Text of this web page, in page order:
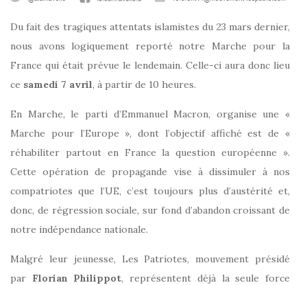
Du fait des tragiques attentats islamistes du 23 mars dernier,
nous avons logiquement reporté notre Marche pour la
France qui était prévue le lendemain. Celle-ci aura donc lieu
ce samedi 7 avril, à partir de 10 heures.
En Marche, le parti d’Emmanuel Macron, organise une «
Marche pour l’Europe », dont l’objectif affiché est de «
réhabiliter partout en France la question européenne ».
Cette opération de propagande vise à dissimuler à nos
compatriotes que l’UE, c’est toujours plus d’austérité et,
donc, de régression sociale, sur fond d’abandon croissant de
notre indépendance nationale.
Malgré leur jeunesse, Les Patriotes, mouvement présidé
par Florian Philippot, représentent déjà la seule force